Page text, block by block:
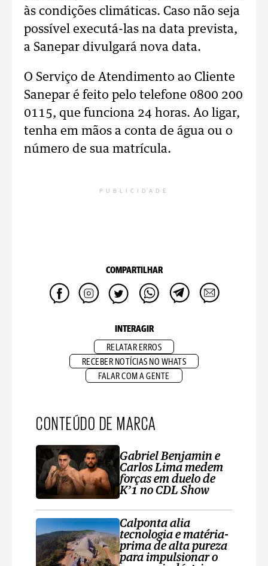
às condições climáticas. Caso não seja
possível executá-las na data prevista,
a Sanepar divulgará nova data.
O Serviço de Atendimento ao Cliente
Sanepar é feito pelo telefone 0800 200
0115, que funciona 24 horas. Ao ligar,
tenha em mãos a conta de água ou o
número de sua matrícula.
PUBLICIDADE
COMPARTILHAR
INTERAGIR
RELATAR ERROS
RECEBER NOTÍCIAS NO WHATS
FALAR COM A GENTE
CONTEÚDO DE MARCA
Gabriel Benjamin e
Carlos Lima medem
forças em duelo de
K’1 no CDL Show
Calponta alia
tecnologia e matéria-
prima de alta pureza
para impulsionar o